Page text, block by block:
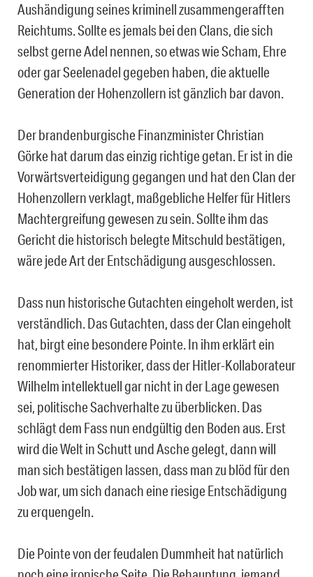
Aushändigung seines kriminell zusammengerafften
Reichtums. Sollte es jemals bei den Clans, die sich
selbst gerne Adel nennen, so etwas wie Scham, Ehre
oder gar Seelenadel gegeben haben, die aktuelle
Generation der Hohenzollern ist gänzlich bar davon.
Der brandenburgische Finanzminister Christian
Görke hat darum das einzig richtige getan. Er ist in die
Vorwärtsverteidigung gegangen und hat den Clan der
Hohenzollern verklagt, maßgebliche Helfer für Hitlers
Machtergreifung gewesen zu sein. Sollte ihm das
Gericht die historisch belegte Mitschuld bestätigen,
wäre jede Art der Entschädigung ausgeschlossen.
Dass nun historische Gutachten eingeholt werden, ist
verständlich. Das Gutachten, dass der Clan eingeholt
hat, birgt eine besondere Pointe. In ihm erklärt ein
renommierter Historiker, dass der Hitler-Kollaborateur
Wilhelm intellektuell gar nicht in der Lage gewesen
sei, politische Sachverhalte zu überblicken. Das
schlägt dem Fass nun endgültig den Boden aus. Erst
wird die Welt in Schutt und Asche gelegt, dann will
man sich bestätigen lassen, dass man zu blöd für den
Job war, um sich danach eine riesige Entschädigung
zu erquengeln.
Die Pointe von der feudalen Dummheit hat natürlich